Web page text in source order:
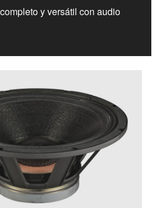
y versátil con audio